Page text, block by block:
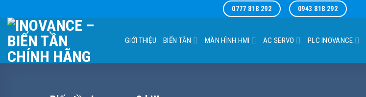
to
content
0777 818 292 0943 818 292
GIỚI THIỆU BIẾN TẦN MÀN HÌNH HMI AC SERVO PLC INOVANCE